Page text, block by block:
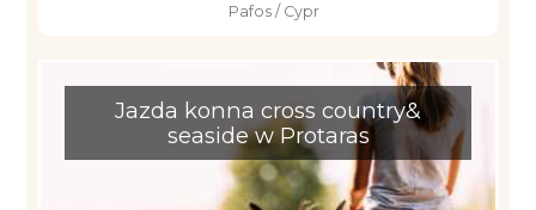
Pafos / Cypr
Jazda konna cross country&
seaside w Protaras